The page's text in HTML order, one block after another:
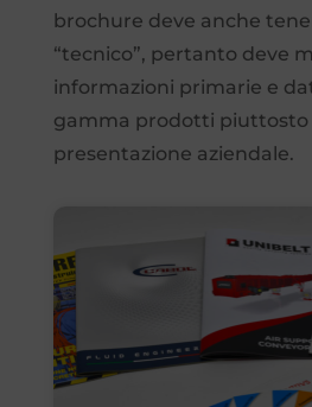
brochure deve anche
“tecnico”, pertanto deve
informazioni primarie e
gamma prodotti piuttosto
presentazione aziendale.